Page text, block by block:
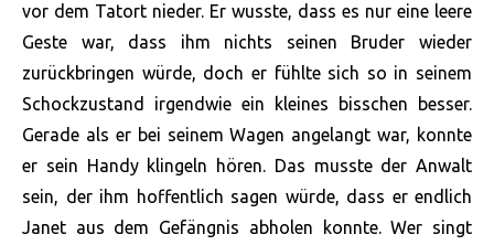
vor dem Tatort nieder. Er wusste, dass es nur eine leere
Geste war, dass ihm nichts seinen Bruder wieder
zurückbringen würde, doch er fühlte sich so in seinem
Schockzustand irgendwie ein kleines bisschen besser.
Gerade als er bei seinem Wagen angelangt war, konnte
er sein Handy klingeln hören. Das musste der Anwalt
sein, der ihm hoffentlich sagen würde, dass er endlich
Janet aus dem Gefängnis abholen konnte. Wer singt